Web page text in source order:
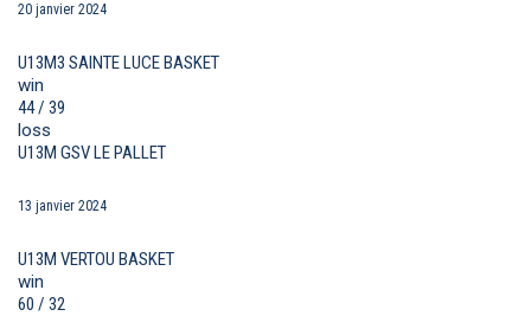
20 janvier 2024
U13M3 SAINTE LUCE BASKET
win
44 / 39
loss
U13M GSV LE PALLET
13 janvier 2024
U13M VERTOU BASKET
win
60 / 32